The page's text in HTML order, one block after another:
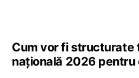
Cum vor fi structurate
națională 2026 pentru